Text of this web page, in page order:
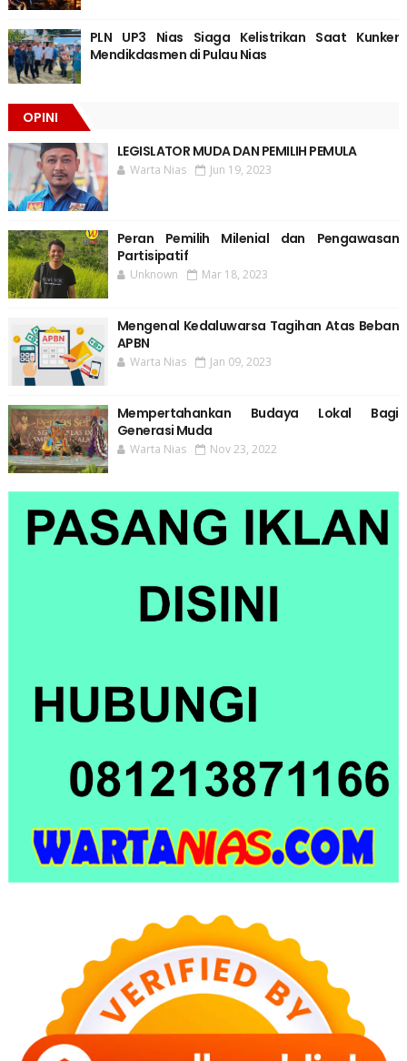
PLN UP3 Nias Siaga Kelistrikan Saat Kunker
Mendikdasmen di Pulau Nias
OPINI
LEGISLATOR MUDA DAN PEMILIH PEMULA
Warta Nias Jun 19, 2023
Peran Pemilih Milenial dan Pengawasan
Partisipatif
Unknown Mar 18, 2023
Mengenal Kedaluwarsa Tagihan Atas Beban
APBN
Warta Nias Jan 09, 2023
Mempertahankan Budaya Lokal Bagi
Generasi Muda
Warta Nias Nov 23, 2022